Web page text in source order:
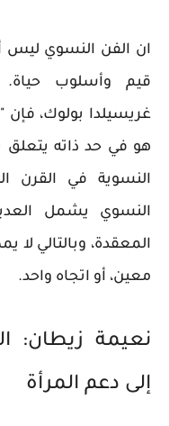
ان الفن النسوي ليس
قيم وأسلوب حياة.
غريسيلدا بولوك، فإن
هو في حد ذاته يتعلق
النسوية في القرن
النسوي يشمل
المعقدة، وبالتالي
معين، أو اتجاه واحد.
نعيمة زيطان:
إلى دعم المرأة